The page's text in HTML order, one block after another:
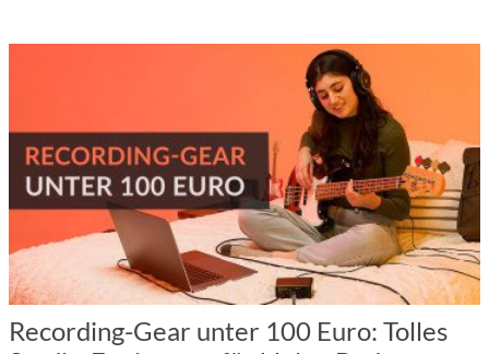
Recording-Gear unter 100 Euro: Tolles